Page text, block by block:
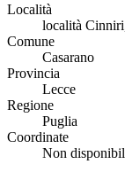
Località
località
Comune
Casarano
Provincia
Lecce
Regione
Puglia
Coordinate
Non